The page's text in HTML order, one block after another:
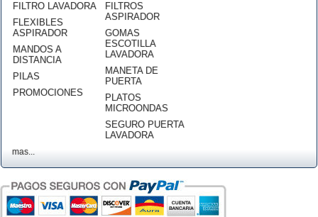
FILTRO LAVADORA
FLEXIBLES
ASPIRADOR
MANDOS A
DISTANCIA
PILAS
PROMOCIONES
FILTROS
ASPIRADOR
GOMAS
ESCOTILLA
LAVADORA
MANETA DE
PUERTA
PLATOS
MICROONDAS
SEGURO PUERTA
LAVADORA
mas...